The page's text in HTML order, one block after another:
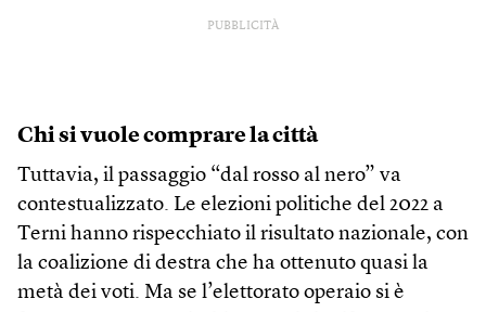
PUBBLICITÀ
Chi si vuole comprare la città
Tuttavia, il passaggio “dal rosso al nero” va
contestualizzato. Le elezioni politiche del 2022 a
Terni hanno rispecchiato il risultato nazionale, con
la coalizione di destra che ha ottenuto quasi la
metà dei voti. Ma se l’elettorato operaio si è